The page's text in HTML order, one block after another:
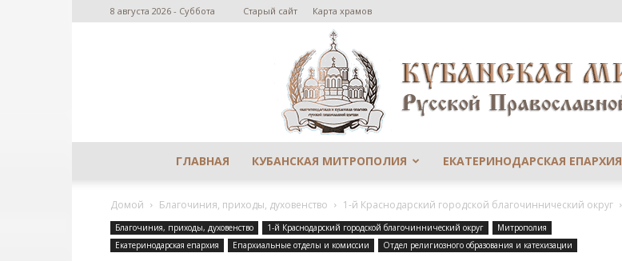
8 августа 2026 - Суббота Старый сайт Карта храмов
ГЛАВНАЯ КУБАНСКАЯ МИТРОПОЛИЯ ЕКАТЕРИНОДАРСКАЯ ЕПАРХИЯ
Домой Благочиния, приходы, духовенство 1-й Краснодарский городской благочиннический округ
Благочиния, приходы, духовенство 1-й Краснодарский городской благочиннический округ
Митрополия
Екатеринодарская епархия
Епархиальные отделы и комиссии Отдел религиозного образования и катехизации